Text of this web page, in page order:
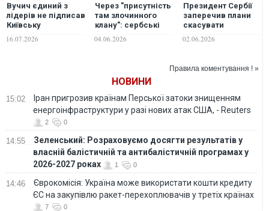
Вучич єдиний з
лідерів не підписав
Київську
"Україна –
16.07.2026
Через "присутність
там злочинного
клану": сербські
радять Вучичу не
04.06.2026
Президент Сербії
заперечив плани
скасувати
з Росією
02.06.2026
Правила коментування ! »
НОВИНИ
15:02
Іран пригрозив країнам Перської затоки знищенням
енергоінфраструктури у разі нових атак США, - Reuters
2 0
14:55
Зеленський: Розраховуємо досягти результатів у
власній балістичній та антибалістичній програмах у
2026-2027 роках
1 0
14:46
Єврокомісія: Україна може використати кошти кредиту
ЄС на закупівлю ракет-перехоплювачів у третіх країнах
7 0